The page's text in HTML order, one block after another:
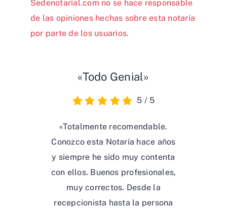
Sedenotarial.com no se hace responsable
de las opiniones hechas sobre esta notaría
por parte de los usuarios.
«Todo Genial»
5 / 5
«Totalmente recomendable.
Conozco esta Notaría hace años
y siempre he sido muy contenta
con ellos. Buenos profesionales,
muy correctos. Desde la
recepcionista hasta la persona